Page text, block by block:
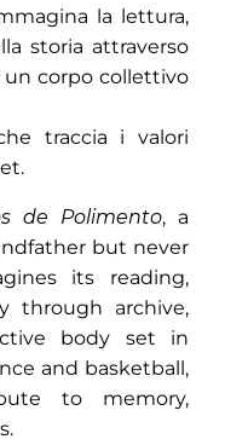
la lettura,
storia attraverso
un corpo collettivo
traccia i valori
de Polimento, a
but never
its reading,
through archive,
body set in
and basketball,
to memory,